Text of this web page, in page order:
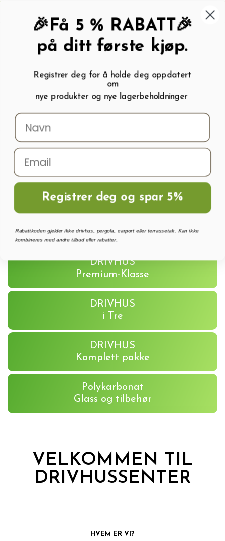
My wishlist ( 0
Menu Søk Logg inn Handlevogn
DRIVHUS
Aluminium
DRIVHUS
Premium-Klasse
DRIVHUS
i Tre
DRIVHUS
Komplett pakke
Polykarbonat
Glass og tilbehør
VELKOMMEN TIL
DRIVHUSSENTER
HVEM ER VI?
🎉Få 5 % RABATT🎉
på ditt første kjøp.
Registrer deg for å holde deg oppdatert
om
nye produkter og nye lagerbeholdninger
Registrer deg og spar 5%
Rabattkoden gjelder ikke drivhus, pergola, carport eller terrassetak. Kan ikke
kombineres med andre tilbud eller rabatter.